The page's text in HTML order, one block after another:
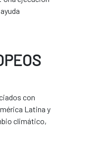
con
Latina y
climático,